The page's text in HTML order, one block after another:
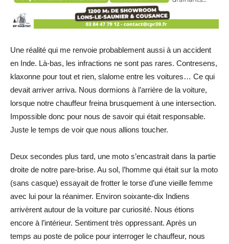
Une réalité qui me renvoie probablement aussi à un accident
en Inde. Là-bas, les infractions ne sont pas rares. Contresens,
klaxonne pour tout et rien, slalome entre les voitures… Ce qui
devait arriver arriva. Nous dormions à l’arrière de la voiture,
lorsque notre chauffeur freina brusquement à une intersection.
Impossible donc pour nous de savoir qui était responsable.
Juste le temps de voir que nous allions toucher.
Deux secondes plus tard, une moto s’encastrait dans la partie
droite de notre pare-brise. Au sol, l’homme qui était sur la moto
(sans casque) essayait de frotter le torse d’une vieille femme
avec lui pour la réanimer. Environ soixante-dix Indiens
arrivèrent autour de la voiture par curiosité. Nous étions
encore à l’intérieur. Sentiment très oppressant. Après un
temps au poste de police pour interroger le chauffeur, nous